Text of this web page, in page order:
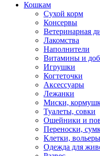
Кошкам
Сухой корм
Консервы
Ветеринарная
Лакомства
Наполнители
Витамины и
Игрушки
Когтеточки
Аксессуары
Лежанки
Миски,
Туалеты, совки
Ошейники и
Переноски,
Клетки, вольеры
Одежда для